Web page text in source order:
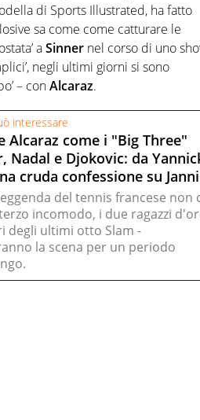
di Sports Illustrated, ha fatto
sa come come catturare le
aSinner nel corso di uno
negli ultimi giorni si sono
– conAlcaraz.
interessare
Alcaraz come i "Big Three"
Nadal e Djokovic: da
cruda confessione su
del tennis francese non
incomodo, i due ragazzi
degli ultimi otto Slam -
la scena per un periodo